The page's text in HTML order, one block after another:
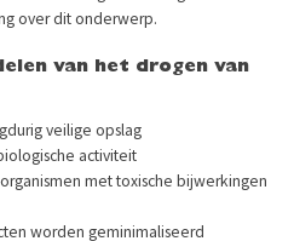
over dit onderwerp.
van het drogen van
veilige opslag
activiteit
met toxische bijwerkingen
worden geminimaliseerd